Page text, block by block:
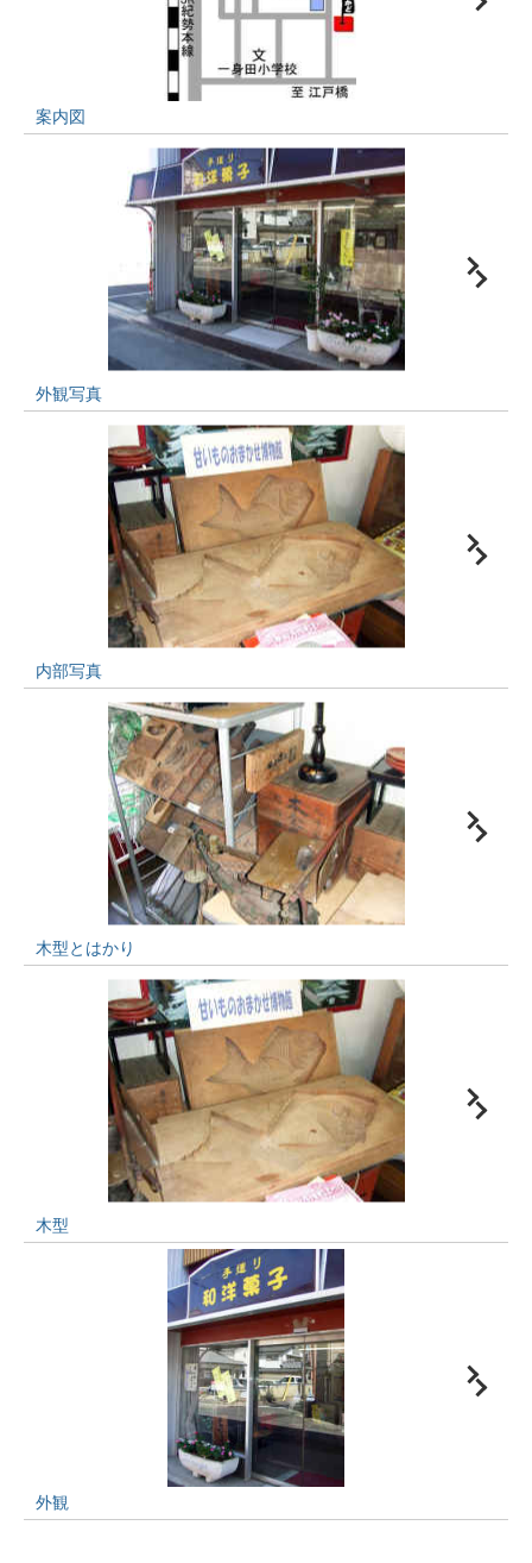
案内図
外観写真
内部写真
木型とはかり
木型
外観